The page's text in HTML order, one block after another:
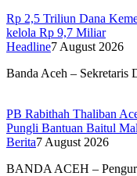
Rp 2,5 Triliun Dana
kelola Rp 9,7 Miliar
Headline7 August 2026
Banda Aceh –
PB Rabithah Thaliban
Pungli Bantuan Baitul
Berita7 August 2026
BANDA ACEH –